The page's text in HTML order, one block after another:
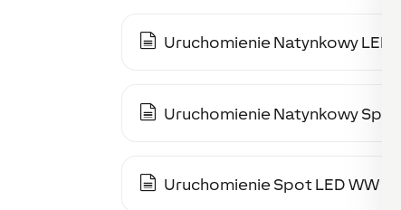
Uruchomienie Natynkowy LED
Uruchomienie Natynkowy Spot
Uruchomienie Spot LED WW